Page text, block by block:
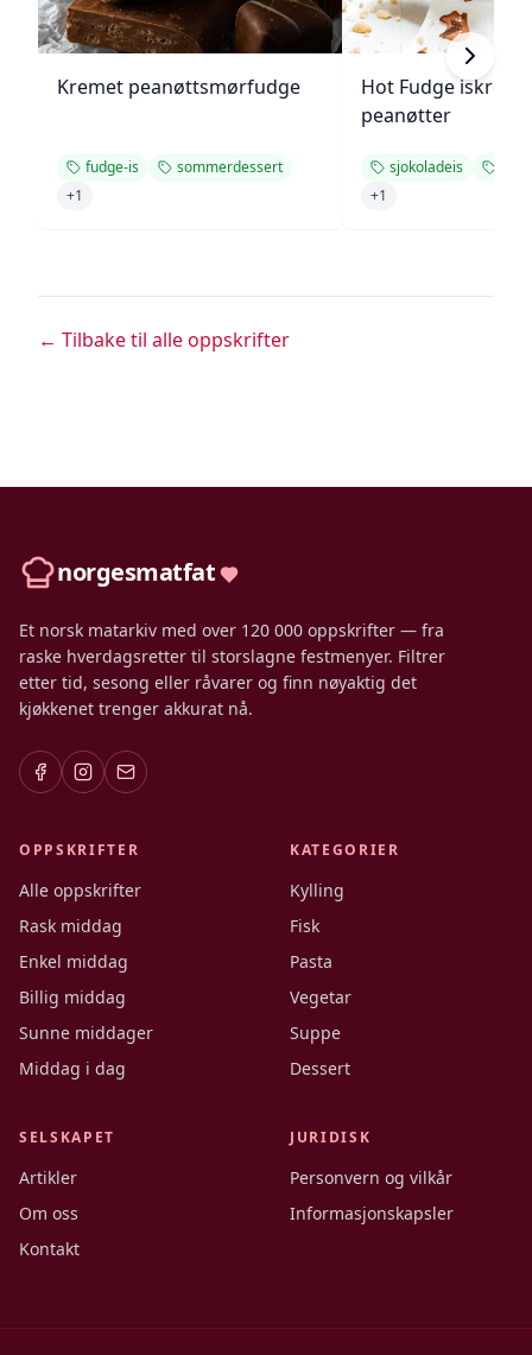
Kremet peanøttsmørfudge
fudge-is
sommerdessert
+1
Hot Fudge
peanøtter
sjokoladeis
+1
← Tilbake til alle oppskrifter
norgesmatfat
Et norsk matarkiv med over 120 000 oppskrifter — fra
raske hverdagsretter til storslagne festmenyer. Filtrer
etter tid, sesong eller råvarer og finn nøyaktig det
kjøkkenet trenger akkurat nå.
OPPSKRIFTER
Alle oppskrifter
Rask middag
Enkel middag
Billig middag
Sunne middager
Middag i dag
KATEGORIER
Kylling
Fisk
Pasta
Vegetar
Suppe
Dessert
SELSKAPET
Artikler
Om oss
Kontakt
JURIDISK
Personvern og vilkår
Informasjonskapsler